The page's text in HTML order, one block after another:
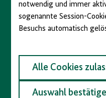
notwendig und immer
sogenannte Session-
Besuchs automatisch
Alle Cookies
Auswahl